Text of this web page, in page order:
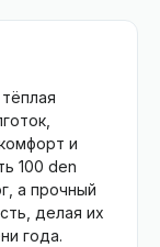
и
100 den
а прочный
делая их
года.